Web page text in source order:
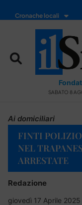
Cronache locali
SABATO 8
Ai domiciliari
FINTI
NEL
ARRESTATE
Redazione
giovedì 17 Aprile 2025